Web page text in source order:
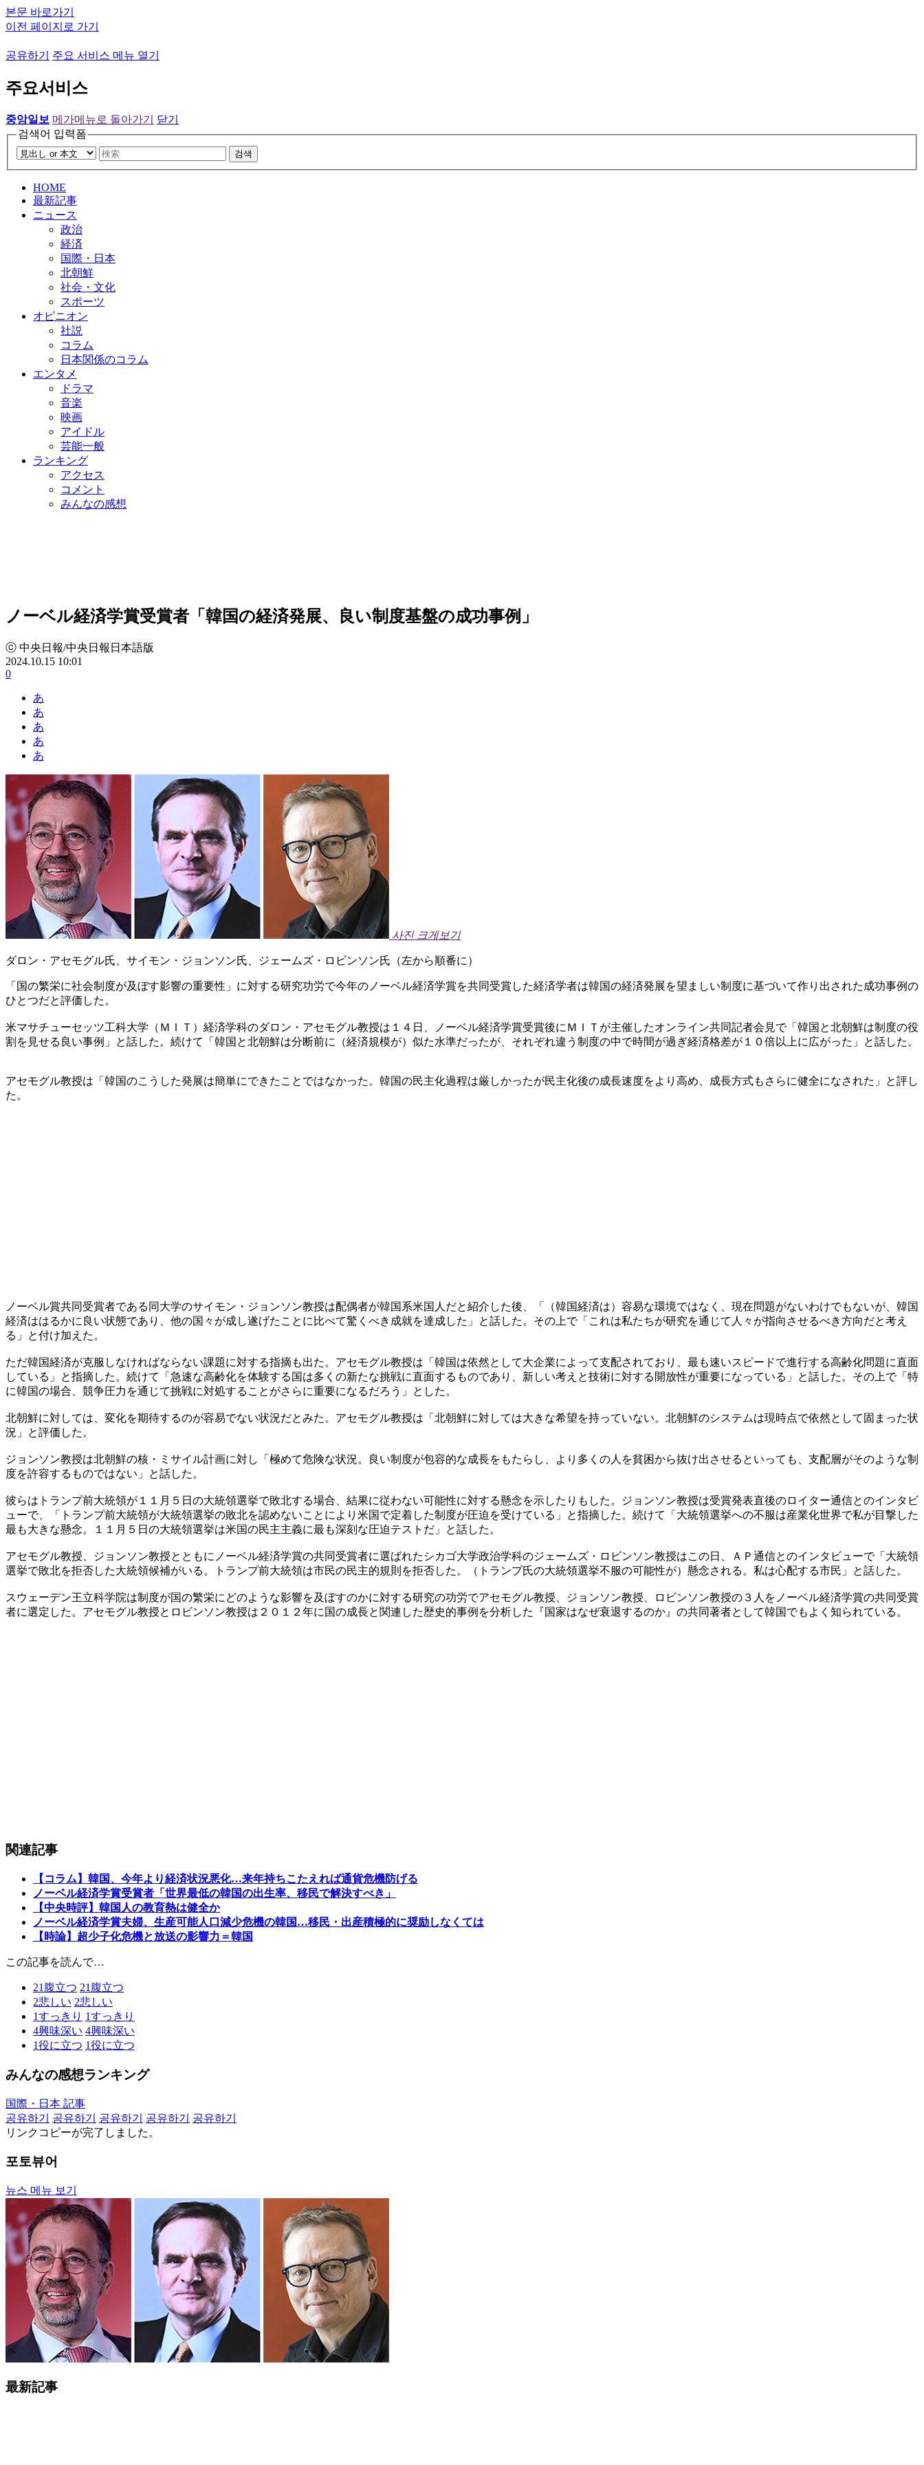
본문 바로가기
이전 페이지로 가기
공유하기 주요 서비스 메뉴 열기
주요서비스
중앙일보 메가메뉴로 돌아가기
닫기
검색어 입력폼
검색
HOME
最新記事
ニュース
政治
経済
国際・日本
北朝鮮
社会・文化
スポーツ
オピニオン
社説
コラム
日本関係のコラム
エンタメ
ドラマ
音楽
映画
アイドル
芸能一般
ランキング
アクセス
コメント
みんなの感想
ノーベル経済学賞受賞者「韓国の経済発展、良い制度基盤の成功事例」
ⓒ 中央日報/中央日報日本語版
2024.10.15 10:01
0
あ
あ
あ
あ
あ
사진 크게보기
ダロン・アセモグル氏、サイモン・ジョンソン氏、ジェームズ・ロビンソン氏（左から順番に）
「国の繁栄に社会制度が及ぼす影響の重要性」に対する研究功労で今年のノーベル経済学賞を共同受賞した経済学者は韓国の経済発展を望ましい制度に基づいて作り出された成功事例の
ひとつだと評価した。
米マサチューセッツ工科大学（ＭＩＴ）経済学科のダロン・アセモグル教授は１４日、ノーベル経済学賞受賞後にＭＩＴが主催したオンライン共同記者会見で「韓国と北朝鮮は制度の役
割を見せる良い事例」と話した。続けて「韓国と北朝鮮は分断前に（経済規模が）似た水準だったが、それぞれ違う制度の中で時間が過ぎ経済格差が１０倍以上に広がった」と話した。
アセモグル教授は「韓国のこうした発展は簡単にできたことではなかった。韓国の民主化過程は厳しかったが民主化後の成長速度をより高め、成長方式もさらに健全になされた」と評し
た。
ノーベル賞共同受賞者である同大学のサイモン・ジョンソン教授は配偶者が韓国系米国人だと紹介した後、「（韓国経済は）容易な環境ではなく、現在問題がないわけでもないが、韓国
経済ははるかに良い状態であり、他の国々が成し遂げたことに比べて驚くべき成就を達成した」と話した。その上で「これは私たちが研究を通じて人々が指向させるべき方向だと考え
る」と付け加えた。
ただ韓国経済が克服しなければならない課題に対する指摘も出た。アセモグル教授は「韓国は依然として大企業によって支配されており、最も速いスピードで進行する高齢化問題に直面
している」と指摘した。続けて「急速な高齢化を体験する国は多くの新たな挑戦に直面するものであり、新しい考えと技術に対する開放性が重要になっている」と話した。その上で「特
に韓国の場合、競争圧力を通じて挑戦に対処することがさらに重要になるだろう」とした。
北朝鮮に対しては、変化を期待するのが容易でない状況だとみた。アセモグル教授は「北朝鮮に対しては大きな希望を持っていない。北朝鮮のシステムは現時点で依然として固まった状
況」と評価した。
ジョンソン教授は北朝鮮の核・ミサイル計画に対し「極めて危険な状況。良い制度が包容的な成長をもたらし、より多くの人を貧困から抜け出させるといっても、支配層がそのような制
度を許容するものではない」と話した。
彼らはトランプ前大統領が１１月５日の大統領選挙で敗北する場合、結果に従わない可能性に対する懸念を示したりもした。ジョンソン教授は受賞発表直後のロイター通信とのインタビ
ューで、「トランプ前大統領が大統領選挙の敗北を認めないことにより米国で定着した制度が圧迫を受けている」と指摘した。続けて「大統領選挙への不服は産業化世界で私が目撃した
最も大きな懸念。１１月５日の大統領選挙は米国の民主主義に最も深刻な圧迫テストだ」と話した。
アセモグル教授、ジョンソン教授とともにノーベル経済学賞の共同受賞者に選ばれたシカゴ大学政治学科のジェームズ・ロビンソン教授はこの日、ＡＰ通信とのインタビューで「大統領
選挙で敗北を拒否した大統領候補がいる。トランプ前大統領は市民の民主的規則を拒否した。（トランプ氏の大統領選挙不服の可能性が）懸念される。私は心配する市民」と話した。
スウェーデン王立科学院は制度が国の繁栄にどのような影響を及ぼすのかに対する研究の功労でアセモグル教授、ジョンソン教授、ロビンソン教授の３人をノーベル経済学賞の共同受賞
者に選定した。アセモグル教授とロビンソン教授は２０１２年に国の成長と関連した歴史的事例を分析した『国家はなぜ衰退するのか』の共同著者として韓国でもよく知られている。
関連記事
【コラム】韓国、今年より経済状況悪化…来年持ちこたえれば通貨危機防げる
ノーベル経済学賞受賞者「世界最低の韓国の出生率、移民で解決すべき」
【中央時評】韓国人の教育熱は健全か
ノーベル経済学賞夫婦、生産可能人口減少危機の韓国…移民・出産積極的に奨励しなくては
【時論】超少子化危機と放送の影響力＝韓国
この記事を読んで…
21 腹立つ 21 腹立つ
2悲しい 2悲しい
1すっきり 1すっきり
4興味深い 4興味深い
1役に立つ 1役に立つ
みんなの感想ランキング
国際・日本 記事
공유하기
공유하기 공유하기 공유하기
공유하기
リンクコピーが完了しました。
포토뷰어
뉴스 메뉴 보기
最新記事